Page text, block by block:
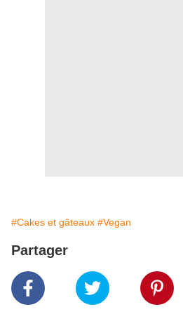
#Cakes et gâteaux #Vegan
Partager